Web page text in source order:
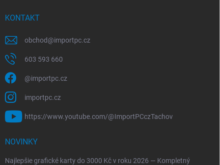
KONTAKT
obchod@importpc.cz
603 593 660
@importpc.cz
importpc.cz
https://www.youtube.com/@ImportPCczTachov
NOVINKY
Najlepšie grafické karty do 3000 Kč v roku 2026 — Kompletný